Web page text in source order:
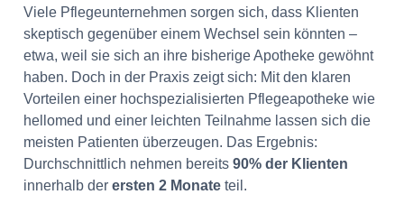
Viele Pflegeunternehmen sorgen sich, dass Klienten
skeptisch gegenüber einem Wechsel sein könnten –
etwa, weil sie sich an ihre bisherige Apotheke gewöhnt
haben. Doch in der Praxis zeigt sich: Mit den klaren
Vorteilen einer hochspezialisierten Pflegeapotheke wie
hellomed und einer leichten Teilnahme lassen sich die
meisten Patienten überzeugen. Das Ergebnis:
Durchschnittlich nehmen bereits 90% der Klienten
innerhalb der ersten 2 Monate teil.